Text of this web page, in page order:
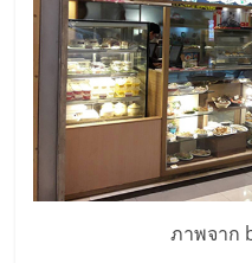
รน
ไชส์
ขาย
ภาพจาก